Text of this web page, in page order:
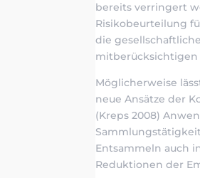
bereits verringert
Risikobeurteilung
die
mitberücksichtigen
Möglicherweise
neue Ansätze der
(Kreps 2008)
Entsammeln auch
Reduktionen der